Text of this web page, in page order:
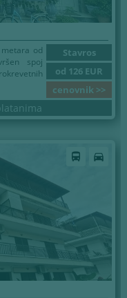
Stavros
od 126 EUR
cenovnik >>
od
spoj
directions_bus directions_car